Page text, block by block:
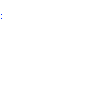
: